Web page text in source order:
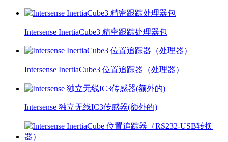
Intersense InertiaCube3 精密跟踪处理器包
Intersense InertiaCube3 位置追踪器（处理器）
Intersense 独立无线IC3传感器(额外的)